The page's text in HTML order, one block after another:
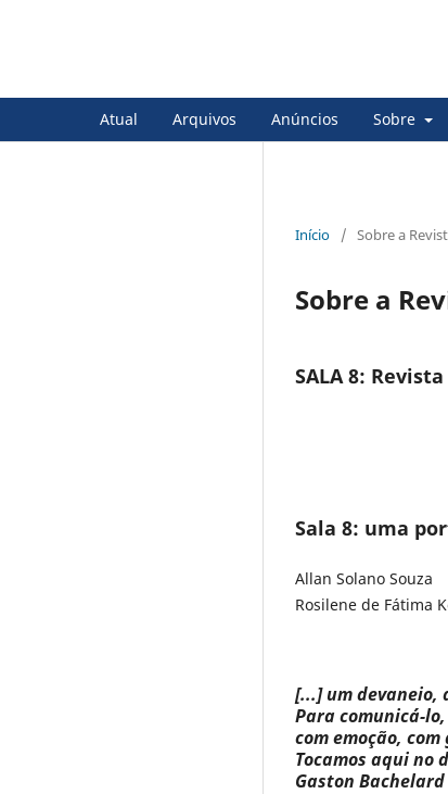
Atual Arquivos Anúncios Sobre
Início / Sobre a
Sobre a
SALA 8:
Sala 8: uma
Allan Solano Souza
Rosilene de Fátima
[...] um devaneio,
Para comunicá-
com emoção,
Tocamos aqui no
Gaston Bachelard